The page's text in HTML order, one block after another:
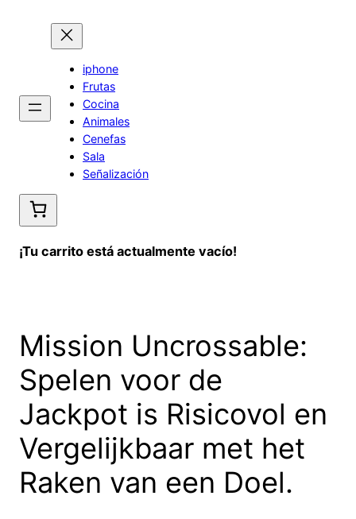
contenido
iphone
Frutas
Cocina
Animales
Cenefas
Sala
Señalización
¡Tu carrito está actualmente vacío!
Mission Uncrossable:
Spelen voor de
Jackpot is Risicovol en
Vergelijkbaar met het
Raken van een Doel.